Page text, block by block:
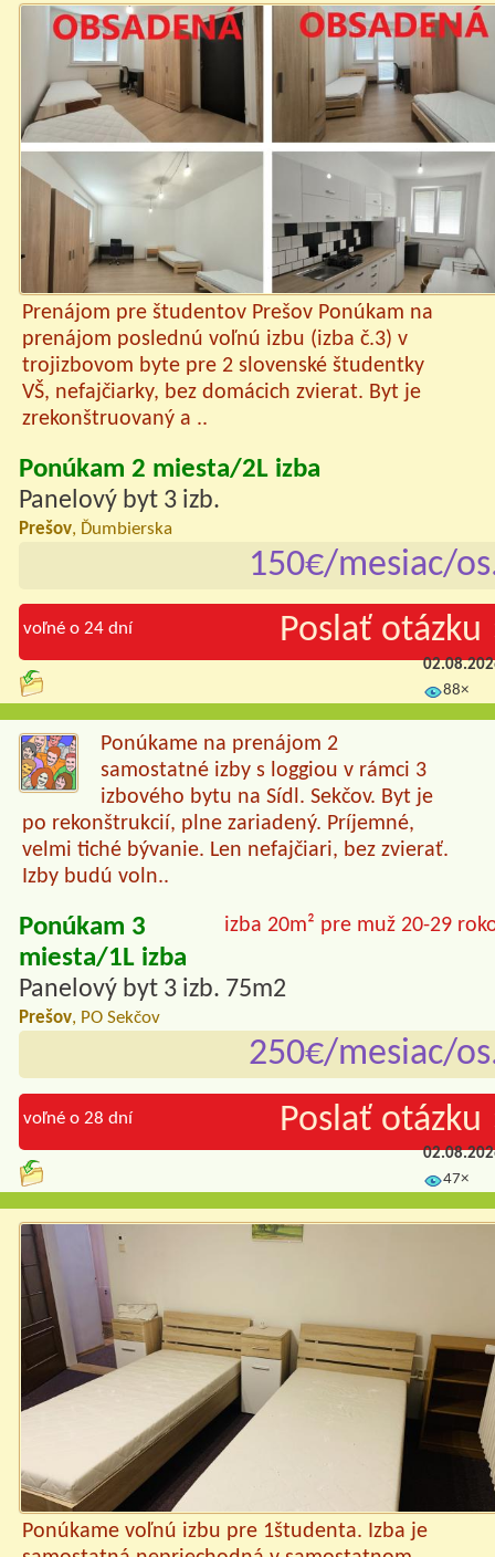
Prenájom pre študentov Prešov Ponúkam na
prenájom poslednú voľnú izbu (izba č.3) v
trojizbovom byte pre 2 slovenské študentky
VŠ, nefajčiarky, bez domácich zvierat. Byt je
zrekonštruovaný a ..
Ponúkam 2 miesta/2L izba
Panelový byt 3 izb.
Prešov, Ďumbierska
150€/mesiac/
voľné o 24 dní Poslať otázku
88×
Ponúkame na prenájom 2
samostatné izby s loggiou v rámci 3
izbového bytu na Sídl. Sekčov. Byt je
po rekonštrukcií, plne zariadený. Príjemné,
velmi tiché bývanie. Len nefajčiari, bez zvierať.
Izby budú voln..
izba 20m² pre muž 20-29
Ponúkam 3
miesta/1L izba
Panelový byt 3 izb. 75m2
Prešov, PO Sekčov
250€/mesiac/
voľné o 28 dní Poslať otázku
47×
Ponúkame voľnú izbu pre 1študenta. Izba je